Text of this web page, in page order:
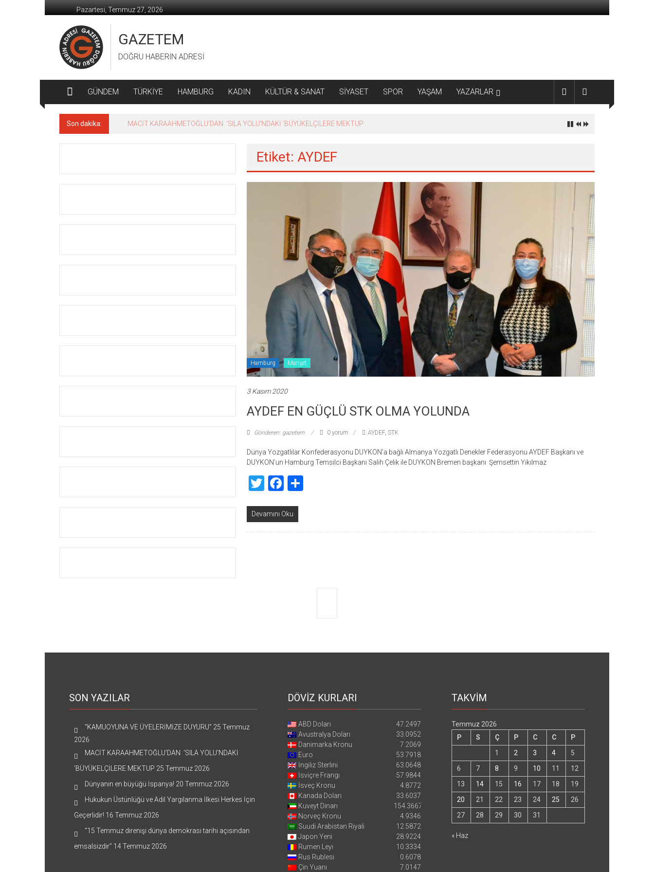
geç
Pazartesi, Temmuz 27, 2026
GAZETEM
DOĞRU HABERİN ADRESİ
GÜNDEM TÜRKİYE HAMBURG KADIN KÜLTÜR & SANAT SİYASET SPOR YAŞAM YAZARLAR
Son dakika: MACİT KARAAHMETOĞLU’DAN ‘SILA YOLU’NDAKİ ’BÜYÜKELÇİLERE MEKTUP
Etiket: AYDEF
Hamburg Manşet
3 Kasım 2020
AYDEF EN GÜÇLÜ STK OLMA YOLUNDA
Gönderen: gazetem 0 yorum AYDEF, STK
Dünya Yozgatlılar Konfederasyonu DUYKON’a bağlı Almanya Yozgatlı Denekler Federasyonu AYDEF Başkanı ve
DUYKON’un Hamburg Temsilci Başkanı Salih Çelik ile DUYKON Bremen başkanı Şemsettin Yıkılmaz
TwitterFacebook
Devamını Oku
SON YAZILAR
“KAMUOYUNA VE ÜYELERİMİZE DUYURU” 25 Temmuz
2026
MACİT KARAAHMETOĞLU’DAN ‘SILA YOLU’NDAKİ
’BÜYÜKELÇİLERE MEKTUP 25 Temmuz 2026
Dünyanın en büyüğü İspanya! 20 Temmuz 2026
Hukukun Üstünlüğü ve Adil Yargılanma İlkesi Herkes İçin
Geçerlidir! 16 Temmuz 2026
“15 Temmuz direnişi dünya demokrasi tarihi açısından
emsalsizdir” 14 Temmuz 2026
DÖVİZ KURLARI
ABD Doları
47.2497
Avustralya Doları
33.0952
Danimarka Kronu
7.2069
Euro
53.7918
İngiliz Sterlini
63.0648
İsviçre Frangı
57.9844
İsveç Kronu
4.8772
Kanada Doları
33.6037
Kuveyt Dinarı
154.3667
Norveç Kronu
4.9346
Suudi Arabistan Riyali
12.5872
Japon Yeni
28.9224
Rumen Leyi
10.3334
Rus Rublesi
0.6078
Çin Yuanı
7.0147
TAKVİM
Temmuz 2026
P
S Ç P C C
P
1
2 3 4
5
6
7 8 9 10 11
12
13
14 15 16 17 18
19
20
21 22 23 24 25
26
27
28 29 30 31
« Haz